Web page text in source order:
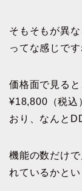
そもそもが異
ってな感じです
価格面で見る
¥18,800（税込
おり、なんと
機能の数だけ
れているかと